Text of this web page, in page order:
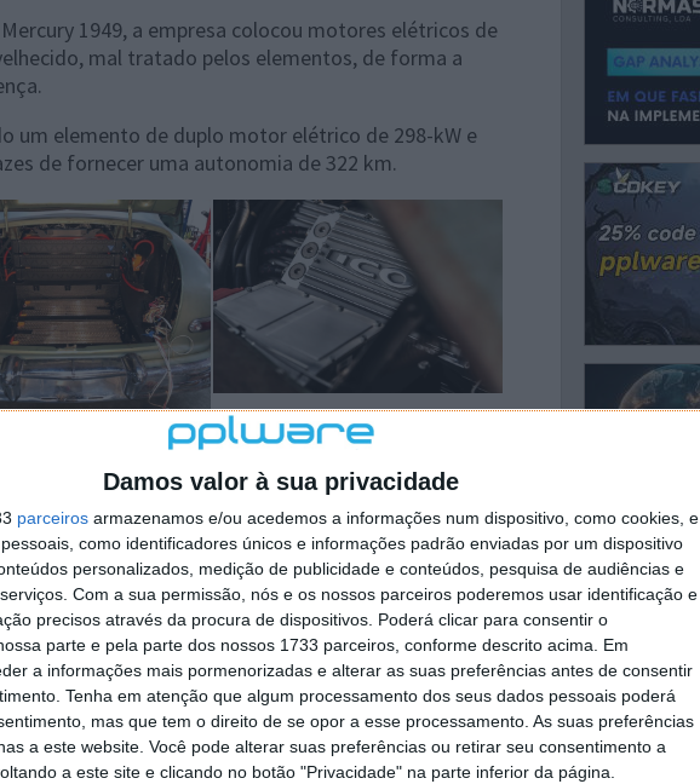
Damos valor à sua privacidade
parceiros armazenamos e/ou acedemos a informações num dispositivo, como cookies, e
como identificadores únicos e informações padrão enviadas por um dispositivo
personalizados, medição de publicidade e conteúdos, pesquisa de audiências e
Com a sua permissão, nós e os nossos parceiros poderemos usar identificação e
precisos através da procura de dispositivos. Poderá clicar para consentir o
parte e pela parte dos nossos 1733 parceiros, conforme descrito acima. Em
a informações mais pormenorizadas e alterar as suas preferências antes de consentir
Tenha em atenção que algum processamento dos seus dados pessoais poderá
mas que tem o direito de se opor a esse processamento. As suas preferências
a este website. Você pode alterar suas preferências ou retirar seu consentimento a
a este site e clicando no botão "Privacidade" na parte inferior da página.
1949, a empresa colocou motores elétricos de
mal tratado pelos elementos, de forma a
um elemento de duplo motor elétrico de 298-kW e
de fornecer uma autonomia de 322 km.
de soluções de veículos elétricos Stealth EV trouxe
é, trouxe o motor elétrico. Há assim um fabrico a
As duas empresas seguiram com umlayoutde
até 400 cavalos e 637 Nm de binário.
carro chega aos 193 km/h. Vem equipado com
que fornece um alcance entre 241 e 322 km.
redor do veículo para uma melhor distribuição do
CHAdeMO 125A abaixo do suporte da placa frontal.
Tesla atrás da porta de combustível para o
da Tesla.